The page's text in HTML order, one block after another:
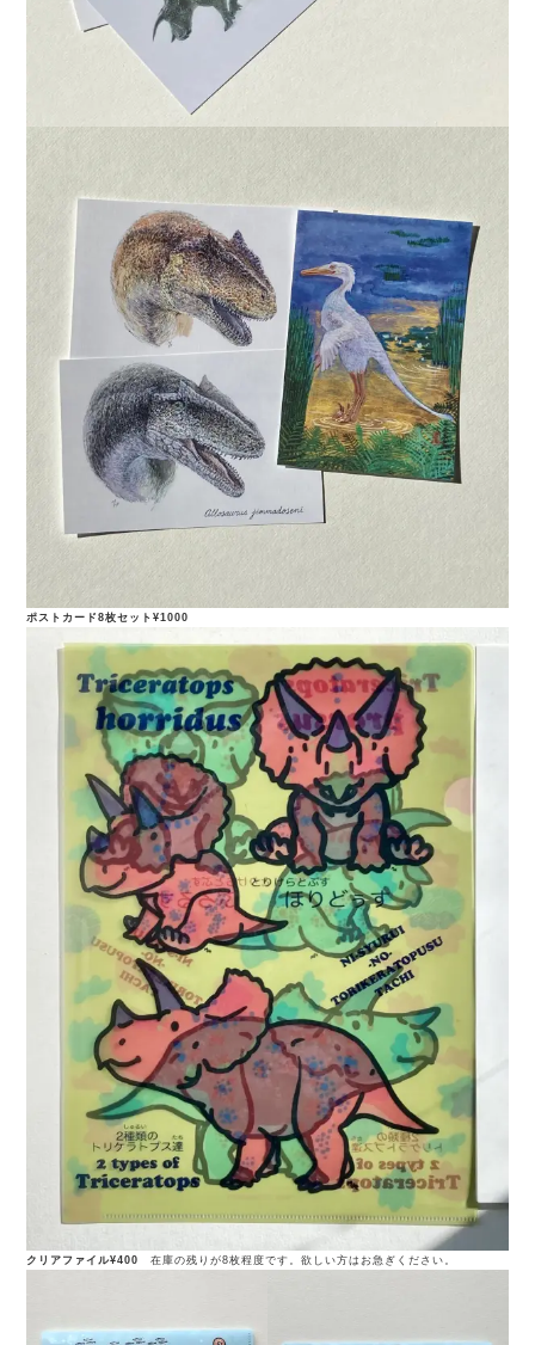
ポストカード8枚セット¥1000
クリアファイル¥400 在庫の残りが8枚程度です。欲しい方はお急ぎください。